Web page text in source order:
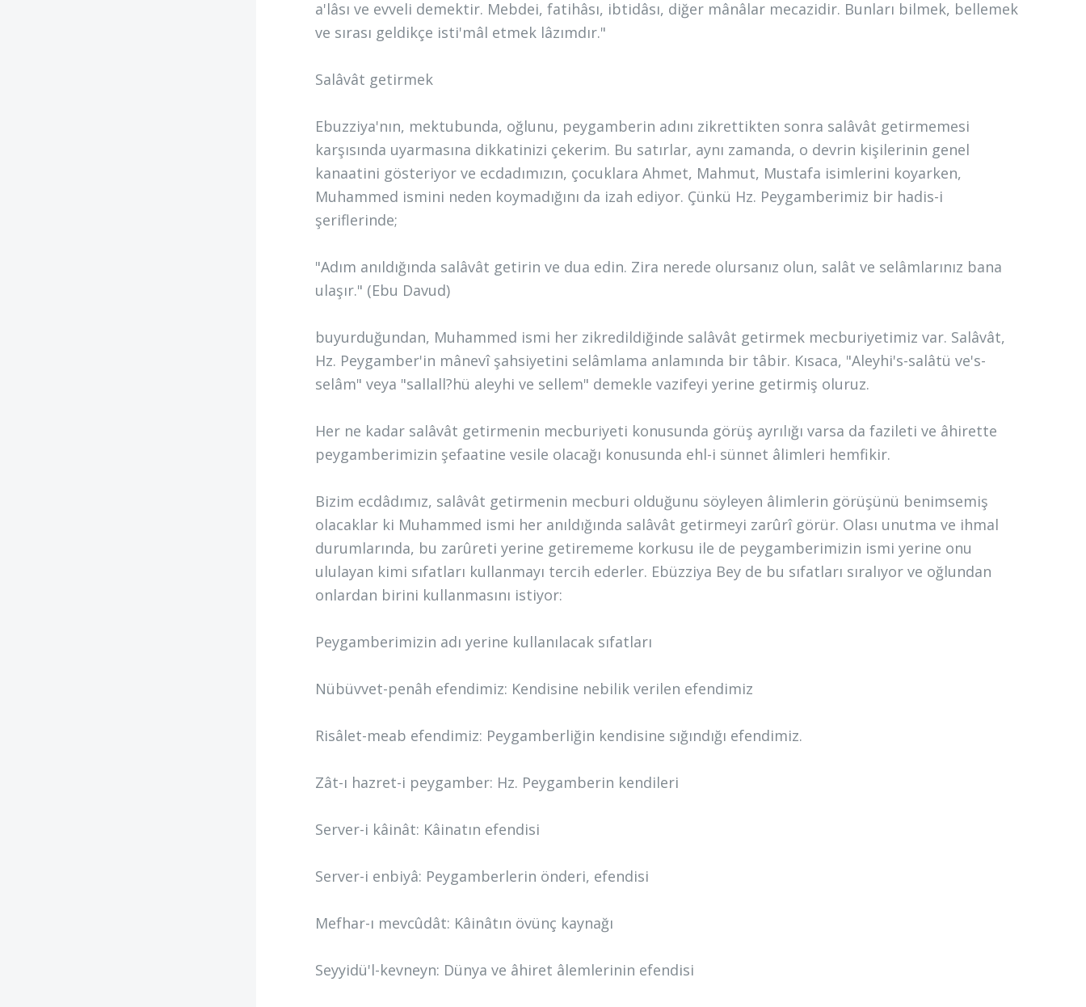
a'lâsı ve evveli demektir. Mebdei, fatihâsı, ibtidâsı, diğer mânâlar mecazidir. Bunları bilmek, bellemek
ve sırası geldikçe isti'mâl etmek lâzımdır."
Salâvât getirmek
Ebuzziya'nın, mektubunda, oğlunu, peygamberin adını zikrettikten sonra salâvât getirmemesi
karşısında uyarmasına dikkatinizi çekerim. Bu satırlar, aynı zamanda, o devrin kişilerinin genel
kanaatini gösteriyor ve ecdadımızın, çocuklara Ahmet, Mahmut, Mustafa isimlerini koyarken,
Muhammed ismini neden koymadığını da izah ediyor. Çünkü Hz. Peygamberimiz bir hadis-i
şeriflerinde;
"Adım anıldığında salâvât getirin ve dua edin. Zira nerede olursanız olun, salât ve selâmlarınız bana
ulaşır." (Ebu Davud)
buyurduğundan, Muhammed ismi her zikredildiğinde salâvât getirmek mecburiyetimiz var. Salâvât,
Hz. Peygamber'in mânevî şahsiyetini selâmlama anlamında bir tâbir. Kısaca, "Aleyhi's-salâtü ve's-
selâm" veya "sallall?hü aleyhi ve sellem" demekle vazifeyi yerine getirmiş oluruz.
Her ne kadar salâvât getirmenin mecburiyeti konusunda görüş ayrılığı varsa da fazileti ve âhirette
peygamberimizin şefaatine vesile olacağı konusunda ehl-i sünnet âlimleri hemfikir.
Bizim ecdâdımız, salâvât getirmenin mecburi olduğunu söyleyen âlimlerin görüşünü benimsemiş
olacaklar ki Muhammed ismi her anıldığında salâvât getirmeyi zarûrî görür. Olası unutma ve ihmal
durumlarında, bu zarûreti yerine getirememe korkusu ile de peygamberimizin ismi yerine onu
ululayan kimi sıfatları kullanmayı tercih ederler. Ebüzziya Bey de bu sıfatları sıralıyor ve oğlundan
onlardan birini kullanmasını istiyor:
Peygamberimizin adı yerine kullanılacak sıfatları
Nübüvvet-penâh efendimiz: Kendisine nebilik verilen efendimiz
Risâlet-meab efendimiz: Peygamberliğin kendisine sığındığı efendimiz.
Zât-ı hazret-i peygamber: Hz. Peygamberin kendileri
Server-i kâinât: Kâinatın efendisi
Server-i enbiyâ: Peygamberlerin önderi, efendisi
Mefhar-ı mevcûdât: Kâinâtın övünç kaynağı
Seyyidü'l-kevneyn: Dünya ve âhiret âlemlerinin efendisi